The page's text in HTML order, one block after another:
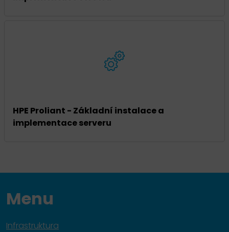
HPE Proliant - Základní instalace a
implementace serveru
Menu
Infrastruktura